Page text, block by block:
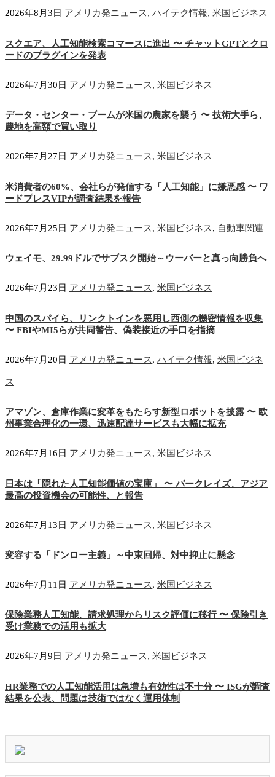
2026年8月3日 アメリカ発ニュース, ハイテク情報, 米国ビジネス
スクエア、人工知能検索コマースに進出 〜 チャットGPTとクロ
ードのプラグインを発表
2026年7月30日 アメリカ発ニュース, 米国ビジネス
データ・センター・ブームが米国の農家を襲う 〜 技術大手ら、
農地を高額で買い取り
2026年7月27日 アメリカ発ニュース, 米国ビジネス
米消費者の60%、会社らが発信する「人工知能」に嫌悪感 〜 ワ
ードプレスVIPが調査結果を報告
2026年7月25日 アメリカ発ニュース, 米国ビジネス, 自動車関連
ウェイモ、29.99ドルでサブスク開始～ウーバーと真っ向勝負へ
2026年7月23日 アメリカ発ニュース, 米国ビジネス
中国のスパイら、リンクトインを悪用し西側の機密情報を収集
〜 FBIやMI5らが共同警告、偽装接近の手口を指摘
2026年7月20日 アメリカ発ニュース, ハイテク情報, 米国ビジネ
ス
アマゾン、倉庫作業に変革をもたらす新型ロボットを披露 〜 欧
州事業合理化の一環、迅速配達サービスも大幅に拡充
2026年7月16日 アメリカ発ニュース, 米国ビジネス
日本は「隠れた人工知能価値の宝庫」 〜 バークレイズ、アジア
最高の投資機会の可能性、と報告
2026年7月13日 アメリカ発ニュース, 米国ビジネス
変容する「ドンロー主義」～中東回帰、対中抑止に懸念
2026年7月11日 アメリカ発ニュース, 米国ビジネス
保険業務人工知能、請求処理からリスク評価に移行 〜 保険引き
受け業務での活用も拡大
2026年7月9日 アメリカ発ニュース, 米国ビジネス
HR業務での人工知能活用は急増も有効性は不十分 〜 ISGが調査
結果を公表、問題は技術ではなく運用体制